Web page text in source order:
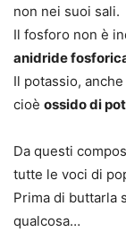
non nei suoi sali.
Il fosforo non è
anidride
Il potassio,
cioè ossido di
Da questi
tutte le voci di
Prima di buttarla
qualcosa…